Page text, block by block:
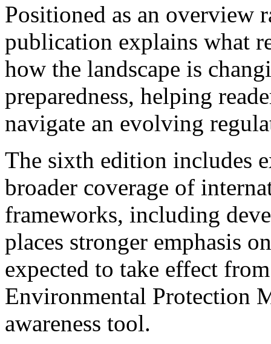
Positioned as an overview
publication explains what
how the landscape is
preparedness, helping
navigate an evolving
The sixth edition includes
broader coverage of
frameworks, including
places stronger emphasis
expected to take effect
Environmental Protection
awareness tool.